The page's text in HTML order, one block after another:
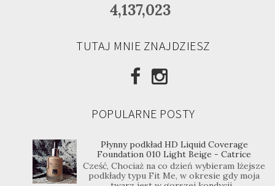
4,137,023
TUTAJ MNIE ZNAJDZIESZ
POPULARNE POSTY
Płynny podkład HD Liquid Coverage
Foundation 010 Light Beige - Catrice
Cześć, Chociaż na co dzień wybieram lżejsze
podkłady typu Fit Me, w okresie gdy moja